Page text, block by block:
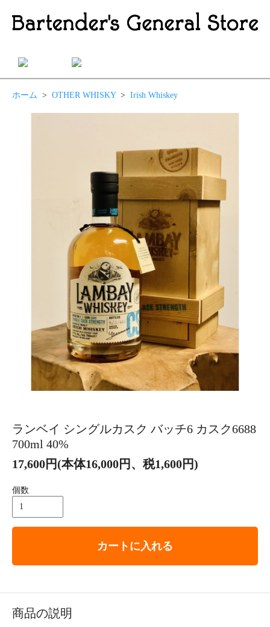
ホーム > OTHER WHISKY> Irish Whiskey
ランベイ シングルカスク バッチ6 カスク6688
700ml 40%
17,600円(本体16,000円、税1,600円)
個数
カートに入れる
商品の説明